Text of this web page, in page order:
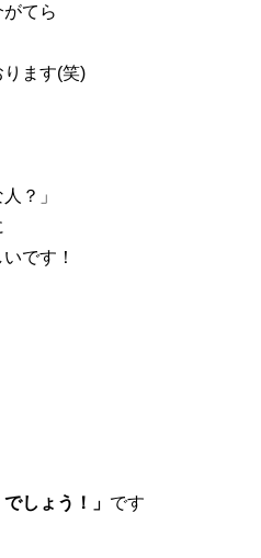
てら
ます(笑)
？」
です！
しょう！」 です